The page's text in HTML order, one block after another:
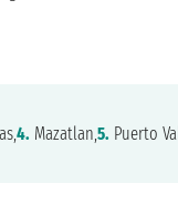
4. Mazatlan,5. Puerto